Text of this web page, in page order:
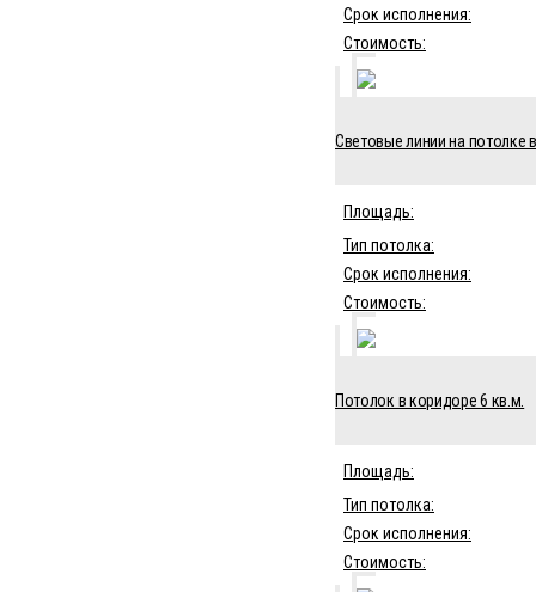
Срок исполнения:
Стоимость:
Световые линии на потолке
Площадь:
Тип потолка:
Срок исполнения:
Стоимость:
Потолок в коридоре 6 кв.м.
Площадь:
Тип потолка:
Срок исполнения:
Стоимость: